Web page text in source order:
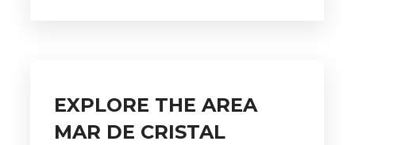
EXPLORE THE AREA
MAR DE CRISTAL